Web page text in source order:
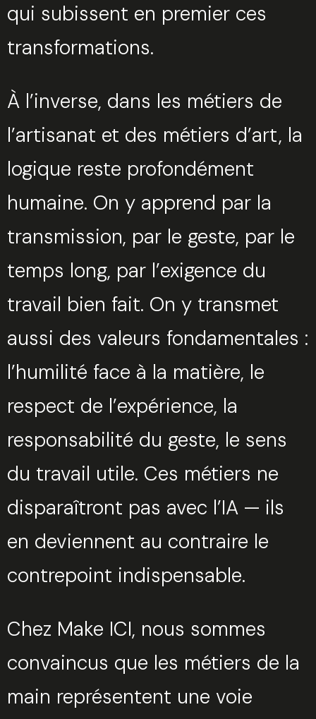
qui subissent en premier ces
transformations.
À l’inverse, dans les métiers de
l’artisanat et des métiers d’art, la
logique reste profondément
humaine. On y apprend par la
transmission, par le geste, par le
temps long, par l’exigence du
travail bien fait. On y transmet
aussi des valeurs fondamentales :
l’humilité face à la matière, le
respect de l’expérience, la
responsabilité du geste, le sens
du travail utile. Ces métiers ne
disparaîtront pas avec l’IA — ils
en deviennent au contraire le
contrepoint indispensable.
Chez Make ICI, nous sommes
convaincus que les métiers de la
main représentent une voie